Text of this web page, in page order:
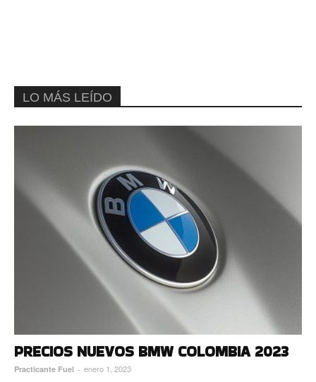
LO MÁS LEÍDO
PRECIOS NUEVOS BMW COLOMBIA 2023
Practicante Fuel - enero 1, 2023